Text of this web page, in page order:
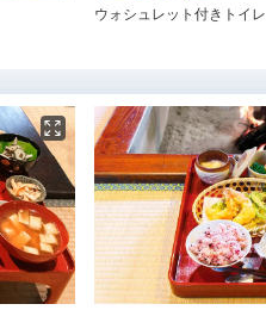
ウォシュレット付きトイレ